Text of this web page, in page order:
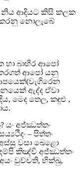
ආදියට කිසි කලක
නොලැබේ
හා බාහිර ආපෝ
ආපෝ යනු
ඇද්ද ඒවා
මෙද තෙල, කඳුළු ,
යං අජ්ඣත්තං
– පිත්තං
වසා ඛෙළො
කිඤ්චි අජ්ඣත්තං
වුච්චති, භික්ඛු,